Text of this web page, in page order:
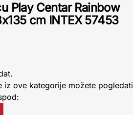
Play Centar Rainbow
cm INTEX 57453
iz ove kategorije možete pogledati